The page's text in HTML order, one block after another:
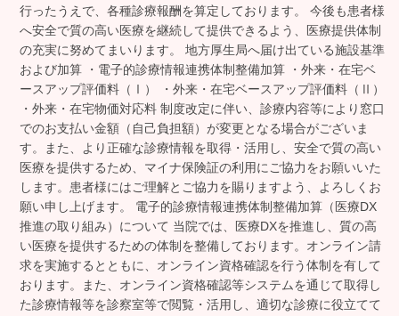
行ったうえで、各種診療報酬を算定しております。 今後も患者様
へ安全で質の高い医療を継続して提供できるよう、医療提供体制
の充実に努めてまいります。 地方厚生局へ届け出ている施設基準
および加算 ・電子的診療情報連携体制整備加算 ・外来・在宅ベ
ースアップ評価料（Ⅰ） ・外来・在宅ベースアップ評価料（Ⅱ）
・外来・在宅物価対応料 制度改定に伴い、診療内容等により窓口
でのお支払い金額（自己負担額）が変更となる場合がございま
す。また、より正確な診療情報を取得・活用し、安全で質の高い
医療を提供するため、マイナ保険証の利用にご協力をお願いいた
します。患者様にはご理解とご協力を賜りますよう、よろしくお
願い申し上げます。 電子的診療情報連携体制整備加算（医療DX
推進の取り組み）について 当院では、医療DXを推進し、質の高
い医療を提供するための体制を整備しております。オンライン請
求を実施するとともに、オンライン資格確認を行う体制を有して
おります。また、オンライン資格確認等システムを通じて取得し
た診療情報等を診察室等で閲覧・活用し、適切な診療に役立てて